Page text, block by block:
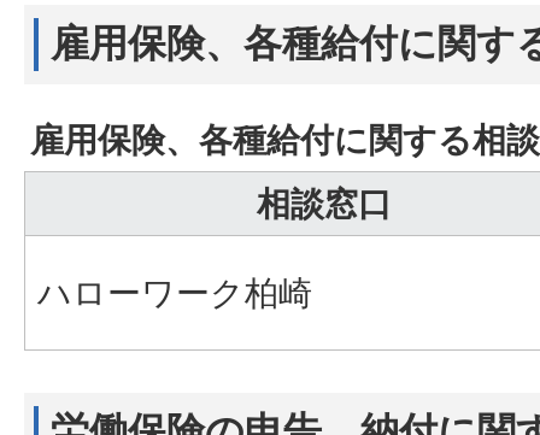
雇用保険、各種給付に関す
雇用保険、各種給付に関する相
相談窓口
ハローワーク柏崎